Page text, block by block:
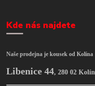
Kde nás najdete
Naše prodejna je kousek od Kolína
Libenice 44,280 02 Kolín